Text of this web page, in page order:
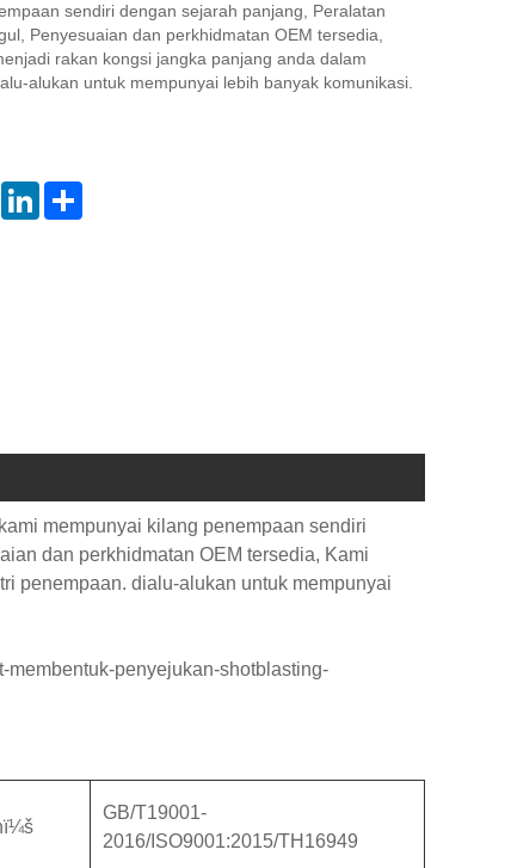
sendiri dengan sejarah panjang, Peralatan
Penyesuaian dan perkhidmatan OEM tersedia,
rakan kongsi jangka panjang anda dalam
alukan untuk mempunyai lebih banyak komunikasi.
LinkedInShare
mempunyai kilang penempaan sendiri
dan perkhidmatan OEM tersedia, Kami
penempaan. dialu-alukan untuk mempunyai
membentuk-penyejukan-shotblasting-
GB/T19001-
2016/ISO9001:2015/TH16949